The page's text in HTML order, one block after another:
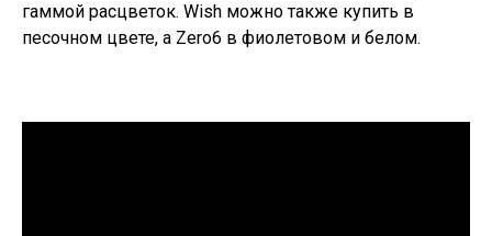
гаммой расцветок. Wish можно также купить в
песочном цвете, а Zero6 в фиолетовом и белом.